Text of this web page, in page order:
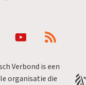
Verbond is een
organisatie die